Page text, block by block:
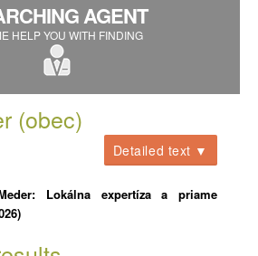
AGENT
HELP YOU WITH FINDING
(obec)
Detailed text ▼
Lokálna expertíza a priame
Podunajská rovina. S nadmorskou